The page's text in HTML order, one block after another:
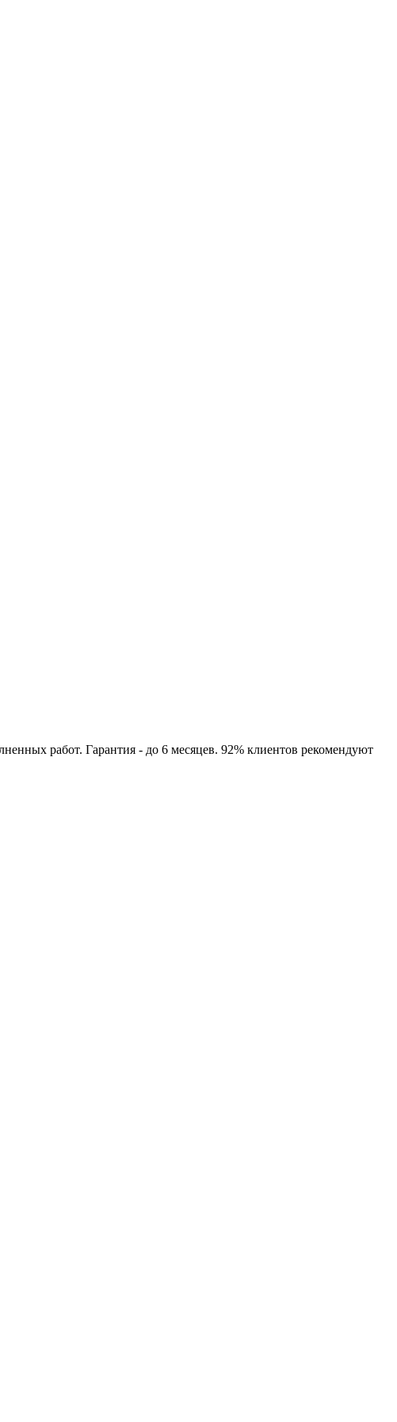
работ. Гарантия - до 6 месяцев. 92% клиентов рекомендуют